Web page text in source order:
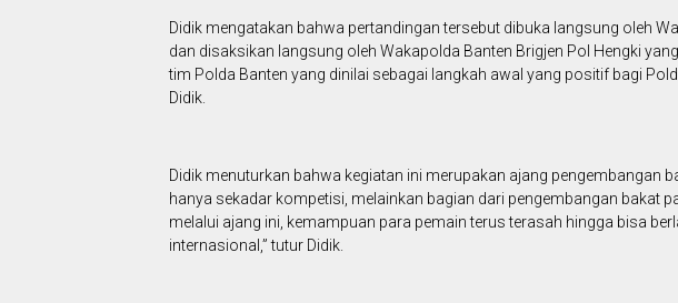
Didik mengatakan bahwa pertandingan tersebut dibuka langsung oleh
dan disaksikan langsung oleh Wakapolda Banten Brigjen Pol Hengki
tim Polda Banten yang dinilai sebagai langkah awal yang positif bagi
Didik.
Didik menuturkan bahwa kegiatan ini merupakan ajang pengembangan
hanya sekadar kompetisi, melainkan bagian dari pengembangan bakat
melalui ajang ini, kemampuan para pemain terus terasah hingga bisa
internasional,” tutur Didik.